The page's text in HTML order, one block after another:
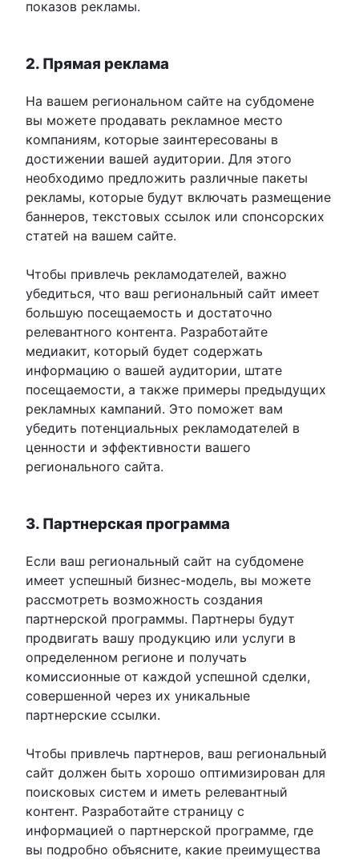
показов рекламы.
2. Прямая реклама
На вашем региональном сайте на субдомене
вы можете продавать рекламное место
компаниям, которые заинтересованы в
достижении вашей аудитории. Для этого
необходимо предложить различные пакеты
рекламы, которые будут включать размещение
баннеров, текстовых ссылок или спонсорских
статей на вашем сайте.
Чтобы привлечь рекламодателей, важно
убедиться, что ваш региональный сайт имеет
большую посещаемость и достаточно
релевантного контента. Разработайте
медиакит, который будет содержать
информацию о вашей аудитории, штате
посещаемости, а также примеры предыдущих
рекламных кампаний. Это поможет вам
убедить потенциальных рекламодателей в
ценности и эффективности вашего
регионального сайта.
3. Партнерская программа
Если ваш региональный сайт на субдомене
имеет успешный бизнес-модель, вы можете
рассмотреть возможность создания
партнерской программы. Партнеры будут
продвигать вашу продукцию или услуги в
определенном регионе и получать
комиссионные от каждой успешной сделки,
совершенной через их уникальные
партнерские ссылки.
Чтобы привлечь партнеров, ваш региональный
сайт должен быть хорошо оптимизирован для
поисковых систем и иметь релевантный
контент. Разработайте страницу с
информацией о партнерской программе, где
вы подробно объясните, какие преимущества